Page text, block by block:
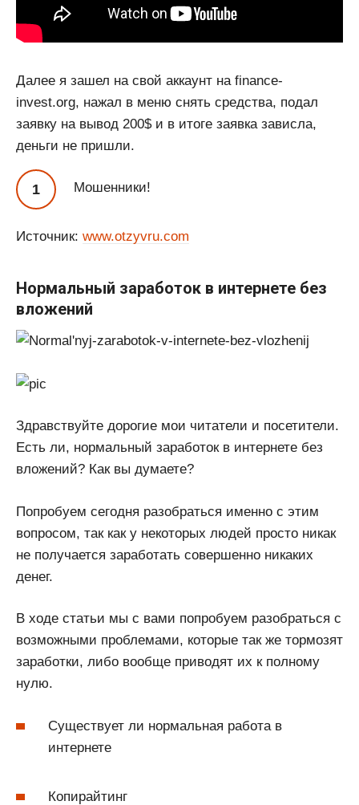
Далее я зашел на свой аккаунт на finance-
invest.org, нажал в меню снять средства, подал
заявку на вывод 200$ и в итоге заявка зависла,
деньги не пришли.
Мошенники!
Источник: www.otzyvru.com
Нормальный заработок в интернете без
вложений
Здравствуйте дорогие мои читатели и посетители.
Есть ли, нормальный заработок в интернете без
вложений? Как вы думаете?
Попробуем сегодня разобраться именно с этим
вопросом, так как у некоторых людей просто никак
не получается заработать совершенно никаких
денег.
В ходе статьи мы с вами попробуем разобраться с
возможными проблемами, которые так же тормозят
заработки, либо вообще приводят их к полному
нулю.
Существует ли нормальная работа в
интернете
Копирайтинг